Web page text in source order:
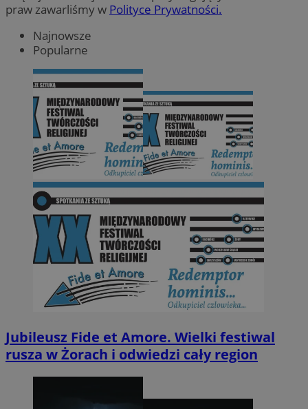
praw zawarliśmy w Polityce Prywatności.
Najnowsze
Popularne
Jubileusz Fide et Amore. Wielki festiwal
rusza w Żorach i odwiedzi cały region